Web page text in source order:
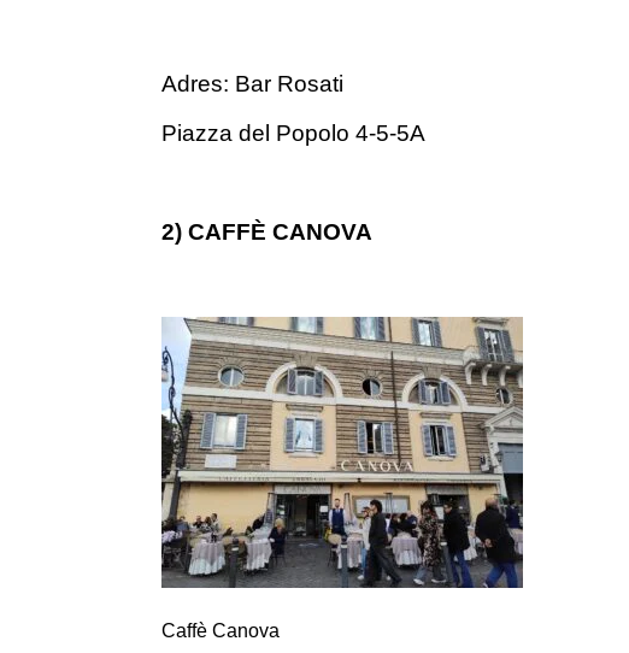
Adres: Bar Rosati
Piazza del Popolo 4-5-5A
2) CAFFÈ CANOVA
Caffè Canova